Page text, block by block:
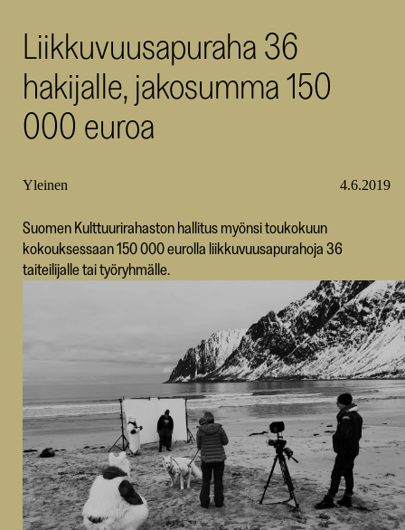
Liikkuvuusapuraha 36
hakijalle, jakosumma 150
000 euroa
Yleinen 4.6.2019
Suomen Kulttuurirahaston hallitus myönsi toukokuun
kokouksessaan 150 000 eurolla liikkuvuusapurahoja 36
taiteilijalle tai työryhmälle.